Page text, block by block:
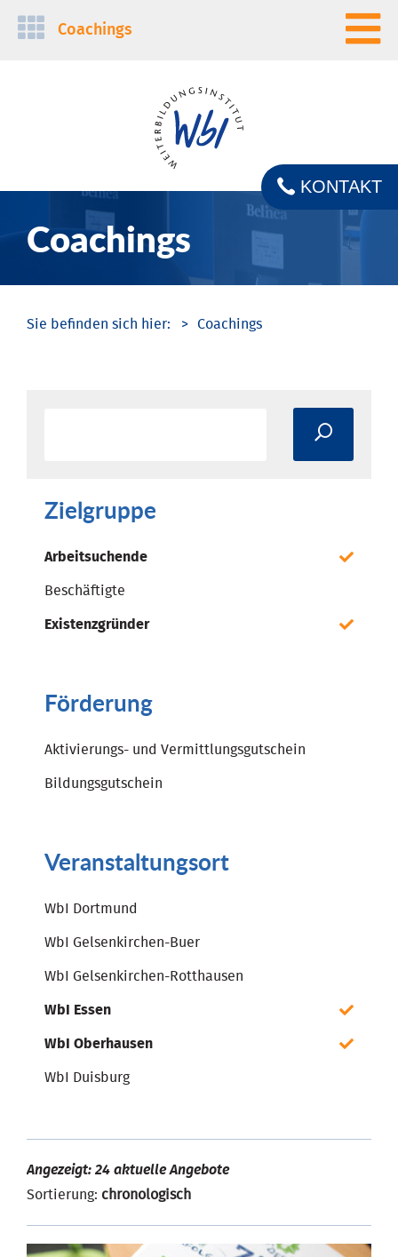
Navigation
Coachings
Coachings
KONTAKT
Coachings
Zielgruppe
Arbeitsuchende
Beschäftigte
Existenzgründer
Förderung
Aktivierungs- und Vermittlungsgutschein
Bildungsgutschein
Veranstaltungsort
WbI Dortmund
WbI Gelsenkirchen-Buer
WbI Gelsenkirchen-Rotthausen
WbI Essen
WbI Oberhausen
WbI Duisburg
Angezeigt: 24 aktuelle Angebote
Sortierung: chronologisch